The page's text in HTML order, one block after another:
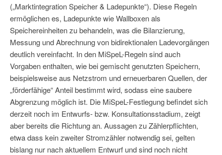
(„Marktintegration Speicher & Ladepunkte“). Diese Regeln
ermöglichen es, Ladepunkte wie Wallboxen als
Speichereinheiten zu behandeln, was die Bilanzierung,
Messung und Abrechnung von bidirektionalen Ladevorgängen
deutlich vereinfacht. In den MiSpeL-Regeln sind auch
Vorgaben enthalten, wie bei gemischt genutzten Speichern,
beispielsweise aus Netzstrom und erneuerbaren Quellen, der
„förderfähige“ Anteil bestimmt wird, sodass eine saubere
Abgrenzung möglich ist. Die MiSpeL-Festlegung befindet sich
derzeit noch im Entwurfs- bzw. Konsultationsstadium, zeigt
aber bereits die Richtung an. Aussagen zu Zählerpflichten,
etwa dass kein zweiter Stromzähler notwendig sei, gelten
bislang nur nach aktuellem Entwurf und sind noch nicht